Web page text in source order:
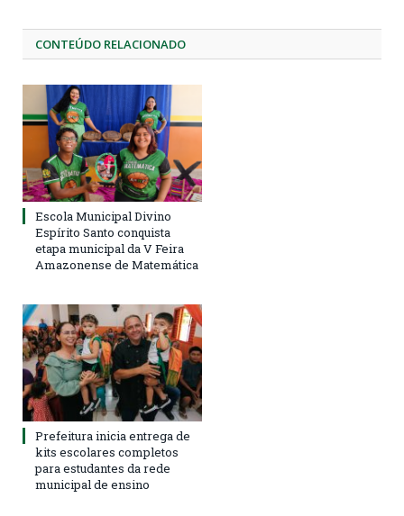
CONTEÚDO RELACIONADO
Escola Municipal Divino
Espírito Santo conquista
etapa municipal da V Feira
Amazonense de Matemática
Prefeitura inicia entrega de
kits escolares completos
para estudantes da rede
municipal de ensino